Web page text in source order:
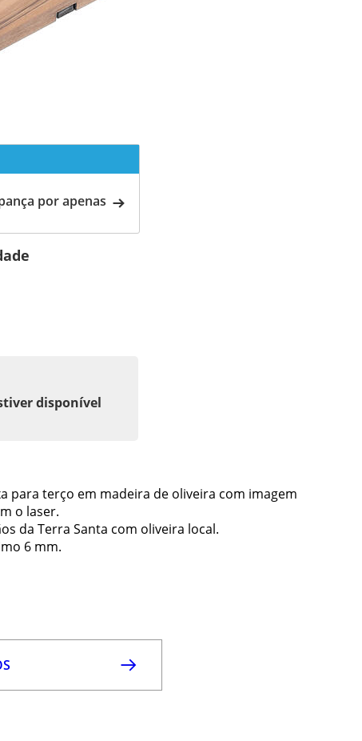
por apenas
disponível
para terço em madeira de oliveira com imagem
o laser.
da Terra Santa com oliveira local.
6 mm.